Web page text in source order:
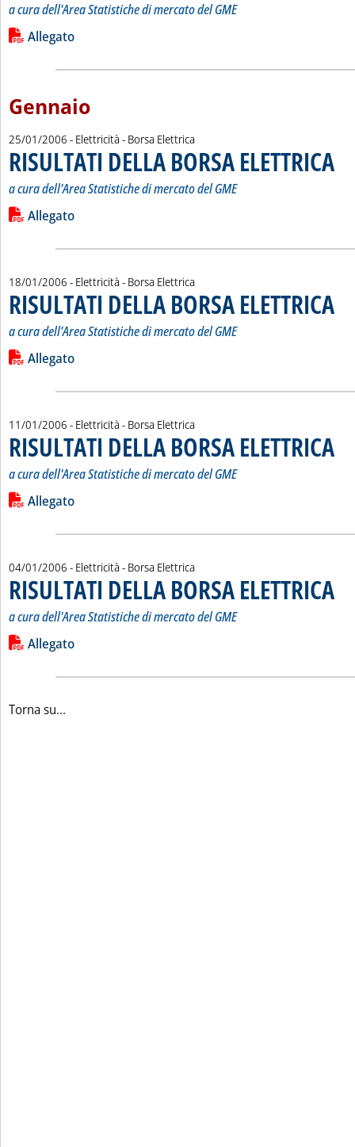
a cura dell'Area Statistiche di mercato del GME
Leggi tutta la notizia: 'RISULTATI DELLA BORSA ELETTRICA'
Lista allegati PDF alla notizia
Allegato
Gennaio
25/01/2006 - Elettricità - Borsa Elettrica
RISULTATI DELLA BORSA ELETTRICA
a cura dell'Area Statistiche di mercato del GME
Leggi tutta la notizia: 'RISULTATI DELLA BORSA ELETTRICA'
Lista allegati PDF alla notizia
Allegato
18/01/2006 - Elettricità - Borsa Elettrica
RISULTATI DELLA BORSA ELETTRICA
a cura dell'Area Statistiche di mercato del GME
Leggi tutta la notizia: 'RISULTATI DELLA BORSA ELETTRICA'
Lista allegati PDF alla notizia
Allegato
11/01/2006 - Elettricità - Borsa Elettrica
RISULTATI DELLA BORSA ELETTRICA
a cura dell'Area Statistiche di mercato del GME
Leggi tutta la notizia: 'RISULTATI DELLA BORSA ELETTRICA'
Lista allegati PDF alla notizia
Allegato
04/01/2006 - Elettricità - Borsa Elettrica
RISULTATI DELLA BORSA ELETTRICA
a cura dell'Area Statistiche di mercato del GME
Leggi tutta la notizia: 'RISULTATI DELLA BORSA ELETTRICA'
Lista allegati PDF alla notizia
Allegato
Torna su...